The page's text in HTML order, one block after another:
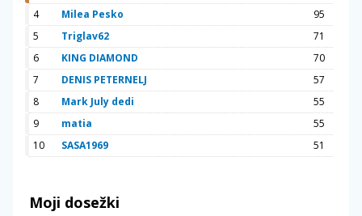
4
Milea Pesko
95
5
Triglav62
71
6
KING DIAMOND
70
7
DENIS PETERNELJ
57
8
Mark July dedi
55
9
matia
55
10
SASA1969 51
Moji dosežki